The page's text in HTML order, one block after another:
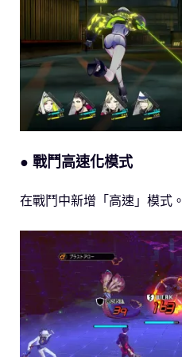
● 戰鬥高速化模式
在戰鬥中新增「高速」模式。